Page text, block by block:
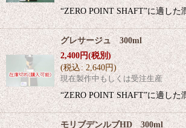
“ZERO POINT SHAFT”に適した
グレサージュ 300ml
2,400円(税別)
(税込: 2,640円)
現在製作中もしくは受注生産
“ZERO POINT SHAFT”に適した
モリブデンルブHD 300ml